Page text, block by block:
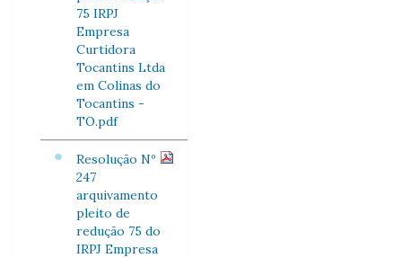
75 IRPJ
Empresa
Curtidora
Tocantins Ltda
em Colinas do
Tocantins -
TO.pdf
Resolução Nº
247
arquivamento
pleito de
redução 75 do
IRPJ Empresa